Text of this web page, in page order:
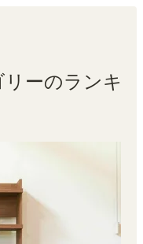
ーのランキ